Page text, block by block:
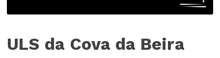
ULS da Cova da Beira